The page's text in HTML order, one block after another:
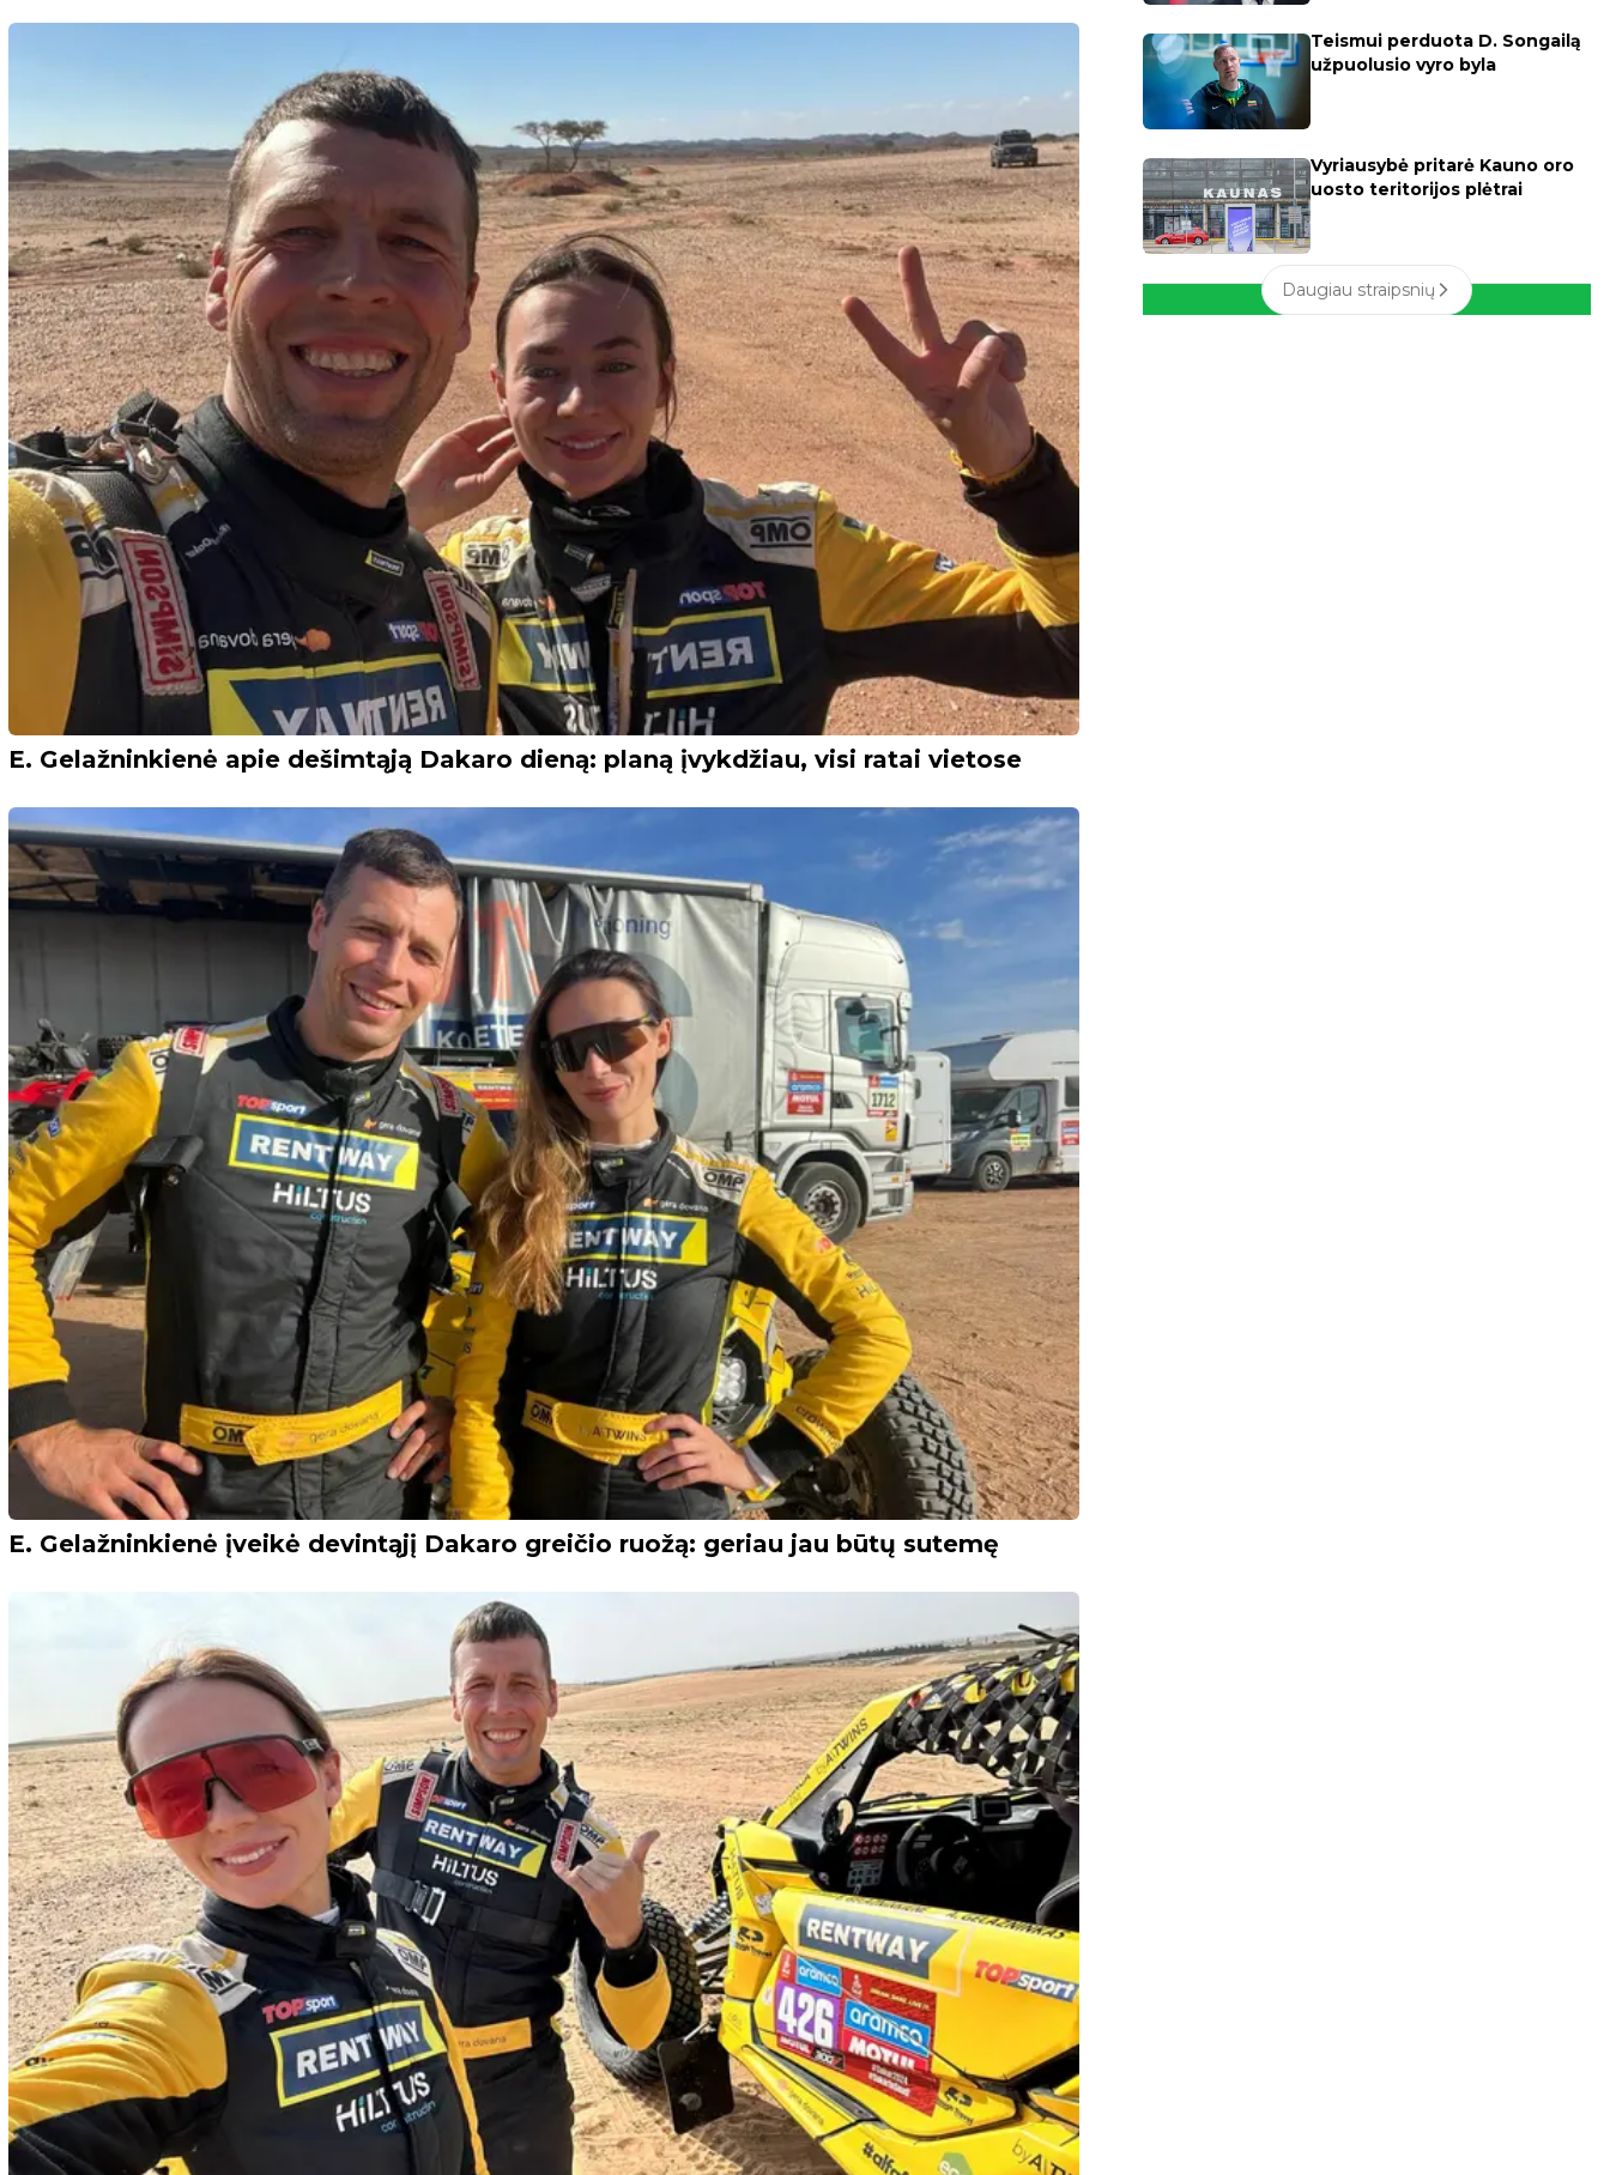
E. Gelažninkienė apie dešimtąją Dakaro dieną: planą įvykdžiau, visi ratai vietose
E. Gelažninkienė įveikė devintąjį Dakaro greičio ruožą: geriau jau būtų sutemę
Teismui perduota D. Songailą
užpuolusio vyro byla
Vyriausybė pritarė Kauno oro
uosto teritorijos plėtrai
Daugiau straipsnių